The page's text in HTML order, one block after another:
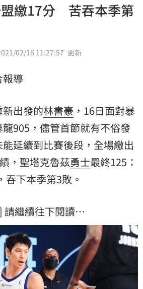
繳17分 苦吞本季第
02/16 11:27:57 更新
導
新出發的林書豪 ，16日面對暴
905，儘管首節就有不俗發
延續到比賽後段，全場繳出
，聖塔克魯茲勇士最終125：
吞下本季第3敗。
請繼續往下閱讀…